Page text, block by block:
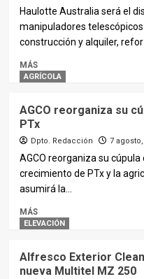
5Haulotte Australia será el
manipuladores
construcción y alquiler,
MÁS
AGRÍCOLA
AGCO reorganiza su
PTx
Dpto. Redacción 7 agosto,
AGCO reorganiza su
crecimiento de PTx y la
asumirá la...
MÁS
ELEVACIÓN
Alfresco Exterior
nueva Multitel MZ 250